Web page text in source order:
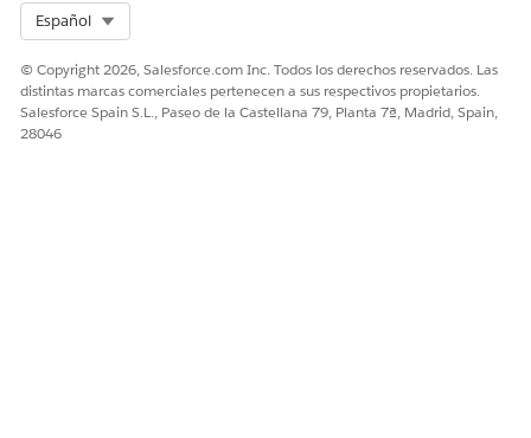
Español
© Copyright 2026, Salesforce.com Inc. Todos los derechos reservados. Las
distintas marcas comerciales pertenecen a sus respectivos propietarios.
Salesforce Spain S.L., Paseo de la Castellana 79, Planta 7ª, Madrid, Spain,
28046